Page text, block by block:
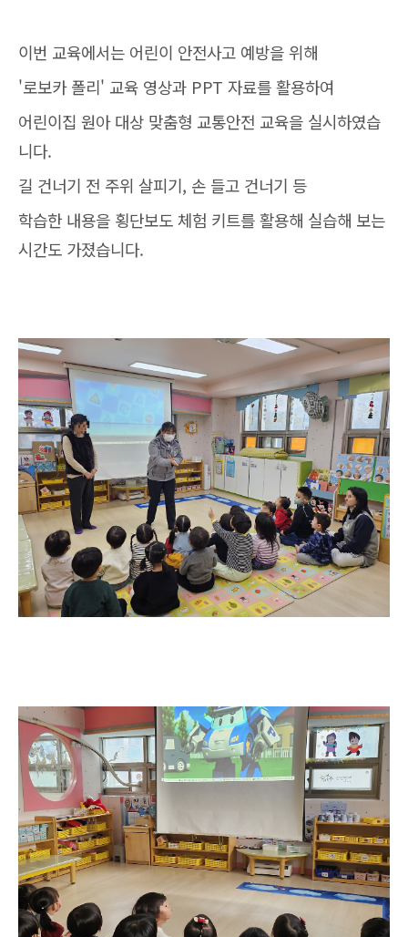
이번 교육에서는 어린이 안전사고 예방을 위해
'로보카 폴리' 교육 영상과 PPT 자료를 활용하여
어린이집 원아 대상 맞춤형 교통안전 교육을 실시하였습
니다.
길 건너기 전 주위 살피기, 손 들고 건너기 등
학습한 내용을 횡단보도 체험 키트를 활용해 실습해 보는
시간도 가졌습니다.